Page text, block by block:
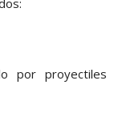
por proyectiles